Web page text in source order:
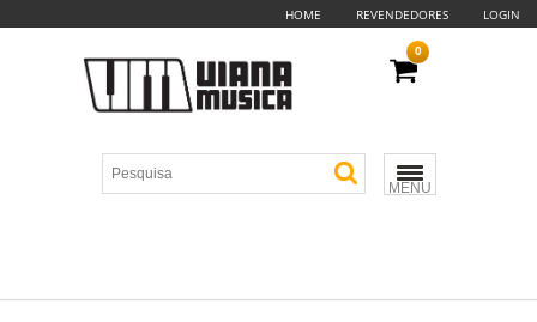
HOME REVENDEDORES LOGIN
MENU
0